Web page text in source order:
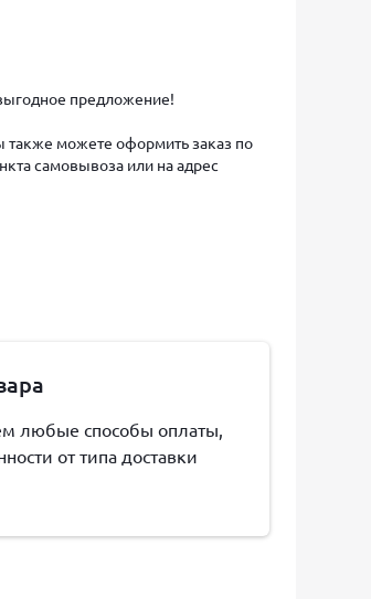
предложение!
также можете оформить заказ по
самовывоза или на адрес
любые способы оплаты,
от типа доставки